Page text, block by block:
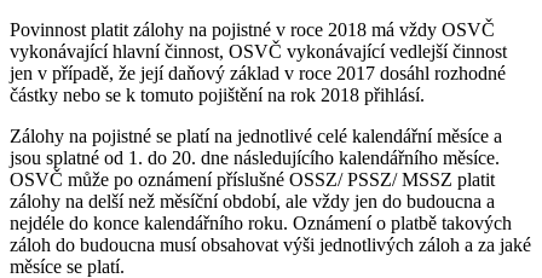
Povinnost platit zálohy na pojistné v roce 2018 má vždy OSVČ
vykonávající hlavní činnost, OSVČ vykonávající vedlejší činnost
jen v případě, že její daňový základ v roce 2017 dosáhl rozhodné
částky nebo se k tomuto pojištění na rok 2018 přihlásí.
Zálohy na pojistné se platí na jednotlivé celé kalendářní měsíce a
jsou splatné od 1. do 20. dne následujícího kalendářního měsíce.
OSVČ může po oznámení příslušné OSSZ/ PSSZ/ MSSZ platit
zálohy na delší než měsíční období, ale vždy jen do budoucna a
nejdéle do konce kalendářního roku. Oznámení o platbě takových
záloh do budoucna musí obsahovat výši jednotlivých záloh a za jaké
měsíce se platí.